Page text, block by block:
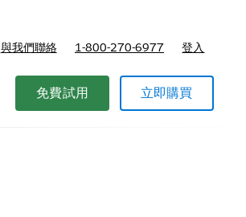
與我們聯絡 1-800-270-6977 登入
免費試用 立即購買